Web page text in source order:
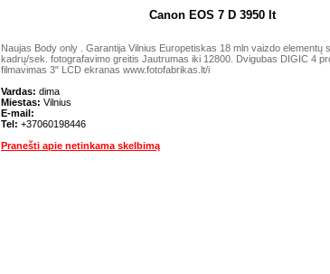
Canon EOS 7 D 3950 lt
Naujas Body only . Garantija Vilnius Europetiskas 18 mln vaizdo elementų
kadrų/sek. fotografavimo greitis Jautrumas iki 12800. Dvigubas DIGIC 4
filmavimas 3" LCD ekranas www.fotofabrikas.lt/i
Vardas: dima
Miestas: Vilnius
E-mail:
Tel: +37060198446
Pranešti apie netinkama skelbimą